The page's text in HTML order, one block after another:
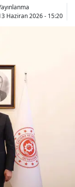
Çanakkale
Denizli
Diyarbakır
Edirne
Elazığ
Erzincan
Erzurum
Haziran 2026 - 15:20